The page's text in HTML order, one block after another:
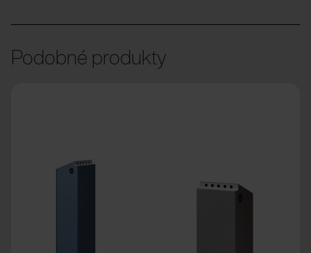
Podobné produkty